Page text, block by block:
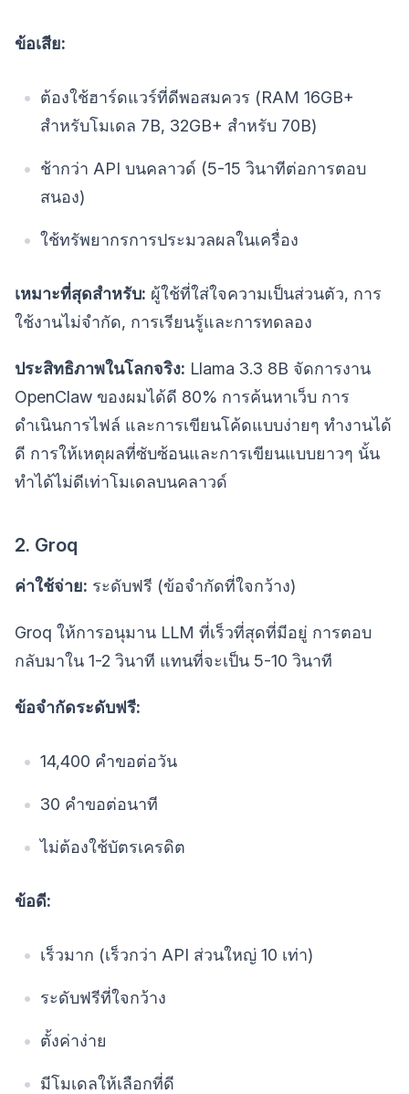
ข้อเสีย:
ต้องใช้ฮาร์ดแวร์ที่ดีพอสมควร (RAM 16GB+
สำหรับโมเดล 7B, 32GB+ สำหรับ 70B)
ช้ากว่า API บนคลาวด์ (5-15 วินาทีต่อการตอบ
สนอง)
ใช้ทรัพยากรการประมวลผลในเครื่อง
เหมาะที่สุดสำหรับ: ผู้ใช้ที่ใส่ใจความเป็นส่วนตัว, การ
ใช้งานไม่จำกัด, การเรียนรู้และการทดลอง
ประสิทธิภาพในโลกจริง: Llama 3.3 8B จัดการงาน
OpenClaw ของผมได้ดี 80% การค้นหาเว็บ การ
ดำเนินการไฟล์ และการเขียนโค้ดแบบง่ายๆ ทำงานได้
ดี การให้เหตุผลที่ซับซ้อนและการเขียนแบบยาวๆ นั้น
ทำได้ไม่ดีเท่าโมเดลบนคลาวด์
2. Groq
ค่าใช้จ่าย: ระดับฟรี (ข้อจำกัดที่ใจกว้าง)
Groq ให้การอนุมาน LLM ที่เร็วที่สุดที่มีอยู่ การตอบ
กลับมาใน 1-2 วินาที แทนที่จะเป็น 5-10 วินาที
ข้อจำกัดระดับฟรี:
14,400 คำขอต่อวัน
30 คำขอต่อนาที
ไม่ต้องใช้บัตรเครดิต
ข้อดี:
เร็วมาก (เร็วกว่า API ส่วนใหญ่ 10 เท่า)
ระดับฟรีที่ใจกว้าง
ตั้งค่าง่าย
มีโมเดลให้เลือกที่ดี